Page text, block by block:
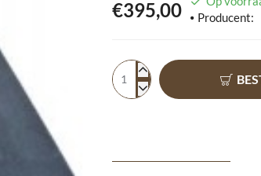
€395,00
Producent: